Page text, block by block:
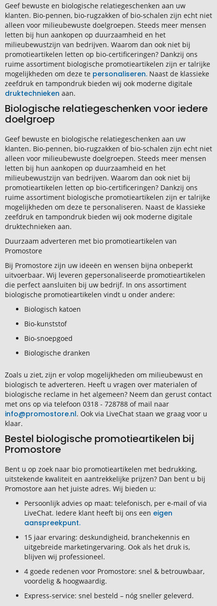
Geef bewuste en biologische relatiegeschenken aan uw
klanten. Bio-pennen, bio-rugzakken of bio-schalen zijn echt niet
alleen voor milieubewuste doelgroepen. Steeds meer mensen
letten bij hun aankopen op duurzaamheid en het
milieubewustzijn van bedrijven. Waarom dan ook niet bij
promotieartikelen letten op bio-certificeringen? Dankzij ons
ruime assortiment biologische promotieartikelen zijn er talrijke
mogelijkheden om deze te personaliseren. Naast de klassieke
zeefdruk en tampondruk bieden wij ook moderne digitale
druktechnieken aan.
Biologische relatiegeschenken voor iedere
doelgroep
Geef bewuste en biologische relatiegeschenken aan uw
klanten. Bio-pennen, bio-rugzakken of bio-schalen zijn echt niet
alleen voor milieubewuste doelgroepen. Steeds meer mensen
letten bij hun aankopen op duurzaamheid en het
milieubewustzijn van bedrijven. Waarom dan ook niet bij
promotieartikelen letten op bio-certificeringen? Dankzij ons
ruime assortiment biologische promotieartikelen zijn er talrijke
mogelijkheden om deze te personaliseren. Naast de klassieke
zeefdruk en tampondruk bieden wij ook moderne digitale
druktechnieken aan.
Duurzaam adverteren met bio promotieartikelen van
Promostore
Bij Promostore zijn uw ideeën en wensen bijna onbeperkt
uitvoerbaar. Wij leveren gepersonaliseerde promotieartikelen
die perfect aansluiten bij uw bedrijf. In ons assortiment
biologische promotieartikelen vindt u onder andere:
Biologisch katoen
Bio-kunststof
Bio-snoepgoed
Biologische dranken
Zoals u ziet, zijn er volop mogelijkheden om milieubewust en
biologisch te adverteren. Heeft u vragen over materialen of
biologische reclame in het algemeen? Neem dan gerust contact
met ons op via telefoon 0318 - 728788 of mail naar
info@promostore.nl. Ook via LiveChat staan we graag voor u
klaar.
Bestel biologische promotieartikelen bij
Promostore
Bent u op zoek naar bio promotieartikelen met bedrukking,
uitstekende kwaliteit en aantrekkelijke prijzen? Dan bent u bij
Promostore aan het juiste adres. Wij bieden u:
Persoonlijk advies op maat: telefonisch, per e-mail of via
LiveChat. Iedere klant heeft bij ons een eigen
aanspreekpunt.
15 jaar ervaring: deskundigheid, branchekennis en
uitgebreide marketingervaring. Ook als het druk is,
blijven wij professioneel.
4 goede redenen voor Promostore: snel & betrouwbaar,
voordelig & hoogwaardig.
Express-service: snel besteld – nóg sneller geleverd.